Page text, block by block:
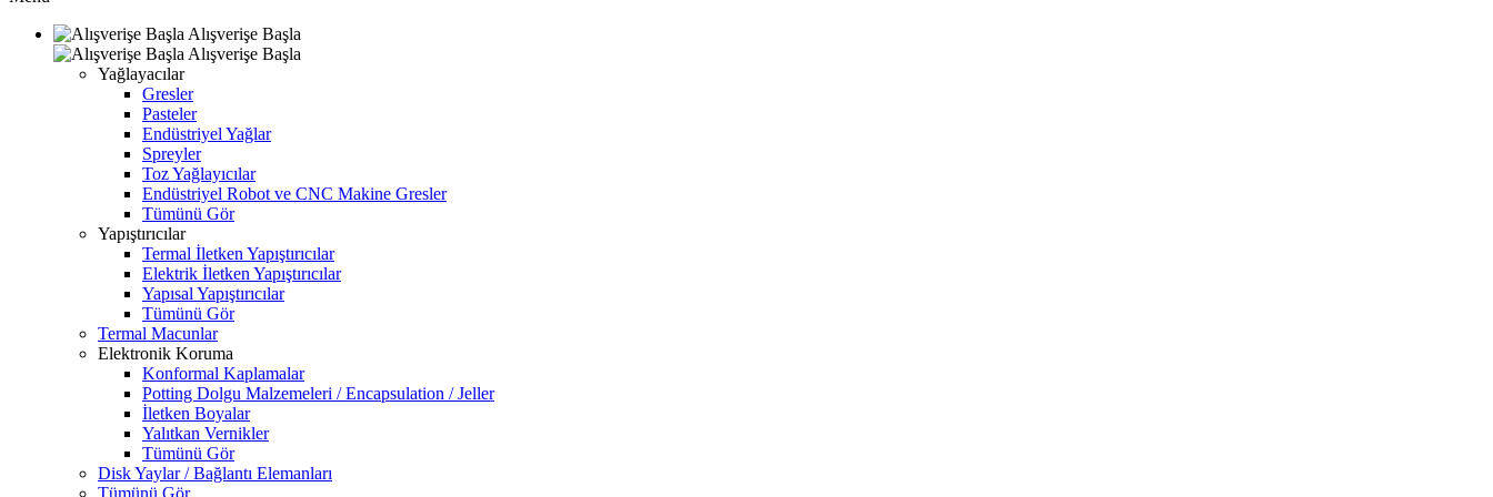
Alışverişe Başla
Alışverişe Başla
Yağlayacılar
Gresler
Pasteler
Endüstriyel Yağlar
Spreyler
Toz Yağlayıcılar
Endüstriyel Robot ve CNC Makine Gresler
Tümünü Gör
Yapıştırıcılar
Termal İletken Yapıştırıcılar
Elektrik İletken Yapıştırıcılar
Yapısal Yapıştırıcılar
Tümünü Gör
Termal Macunlar
Elektronik Koruma
Konformal Kaplamalar
Potting Dolgu Malzemeleri / Encapsulation / Jeller
İletken Boyalar
Yalıtkan Vernikler
Tümünü Gör
Disk Yaylar / Bağlantı Elemanları
Tümünü Gör